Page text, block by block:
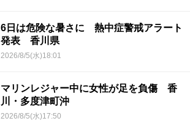
6日は危険な暑さに 熱中症警戒アラート
発表 香川県
2026/8/5(水)18:01
マリンレジャー中に女性が足を負傷 香
川・多度津町沖
2026/8/5(水)17:50